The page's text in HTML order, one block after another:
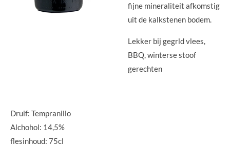
fijne mineraliteit afkomstig
uit de kalkstenen bodem.
Lekker bij gegrld vlees,
BBQ, winterse stoof
gerechten
Druif: Tempranillo
Alchohol: 14,5%
flesinhoud: 75cl